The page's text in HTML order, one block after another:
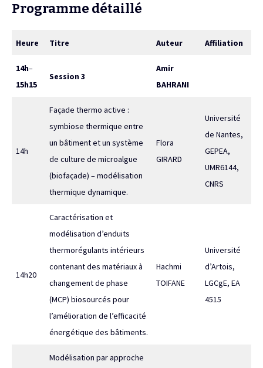
Programme détaillé
Heure Titre Auteur Affiliation
14h–
15h15
Session 3
Amir
BAHRANI
14h
Façade thermo active :
symbiose thermique entre
un bâtiment et un système
de culture de microalgue
(biofaçade) – modélisation
thermique dynamique.
Flora
GIRARD
Université
de Nantes,
GEPEA,
UMR6144,
CNRS
14h20
Caractérisation et
modélisation d’enduits
thermorégulants intérieurs
contenant des matériaux à
changement de phase
(MCP) biosourcés pour
l’amélioration de l’efficacité
énergétique des bâtiments.
Hachmi
TOIFANE
Université
d’Artois,
LGCgE, EA
4515
Modélisation par approche